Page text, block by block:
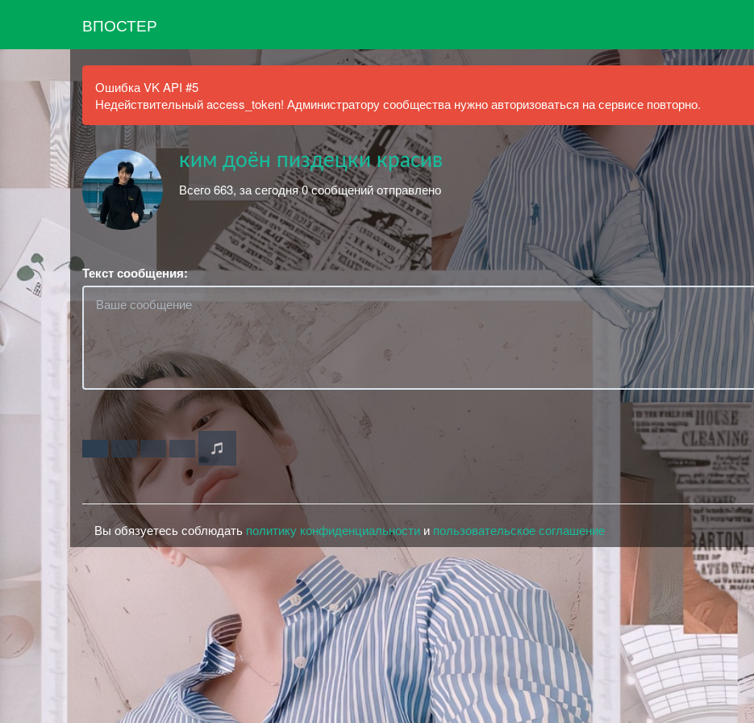
ВПОСТЕР
Ошибка VK API #5
Недействительный access_token! Администратору сообщества нужно авторизоваться на сервисе повторно.
ким доён пиздецки красив
Всего 663, за сегодня 0 сообщений отправлено
Текст сообщения:
Вы обязуетесь соблюдать политику конфиденциальности и пользовательское соглашение